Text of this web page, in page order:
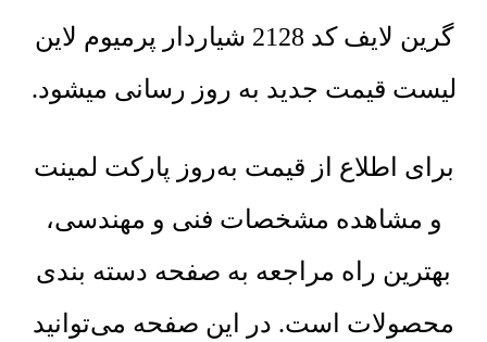
گرین لایف کد 2128 شیاردار پرمیوم لاین
لیست قیمت جدید به روز رسانی میشود.
برای اطلاع از قیمت به‌روز پارکت لمینت
و مشاهده مشخصات فنی و مهندسی،
بهترین راه مراجعه به صفحه دسته بندی
محصولات است. در این صفحه می‌توانید